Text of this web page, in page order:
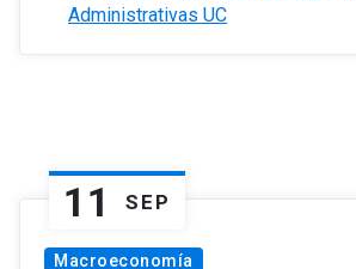
Administrativas UC
11 SEP
Macroeconomía